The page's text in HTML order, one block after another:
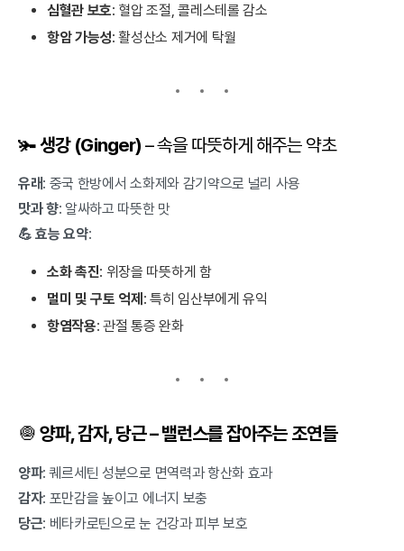
심혈관 보호: 혈압 조절, 콜레스테롤 감소
항암 가능성: 활성산소 제거에 탁월
🫚생강 (Ginger) – 속을 따뜻하게 해주는 약초
유래: 중국 한방에서 소화제와 감기약으로 널리 사용
맛과 향: 알싸하고 따뜻한 맛
💪 효능 요약:
소화 촉진: 위장을 따뜻하게 함
멀미 및 구토 억제 : 특히 임산부에게 유익
항염작용: 관절 통증 완화
🧅 양파, 감자, 당근 – 밸런스를 잡아주는 조연들
양파: 퀘르세틴 성분으로 면역력과 항산화 효과
감자: 포만감을 높이고 에너지 보충
당근: 베타카로틴으로 눈 건강과 피부 보호